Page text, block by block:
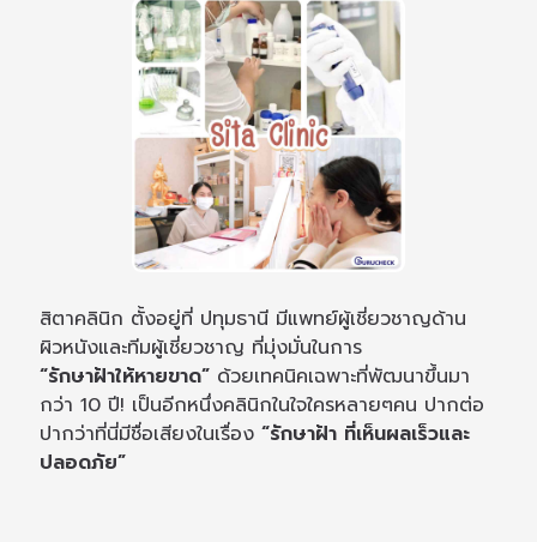
สิตาคลินิก ตั้งอยู่ที่ ปทุมธานี มีแพทย์ผู้เชี่ยวชาญด้าน
ผิวหนังและทีมผู้เชี่ยวชาญ ที่มุ่งมั่นในการ
“รักษาฝ้าให้หายขาด” ด้วยเทคนิคเฉพาะที่พัฒนาขึ้นมา
กว่า 10 ปี! เป็นอีกหนึ่งคลินิกในใจใครหลายๆคน ปากต่อ
ปากว่าที่นี่มีชื่อเสียงในเรื่อง“รักษาฝ้า ที่เห็นผลเร็วและ
ปลอดภัย”